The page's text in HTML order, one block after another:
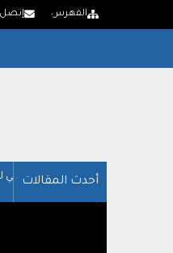
الفهرس إتصل
أحدث المقالات